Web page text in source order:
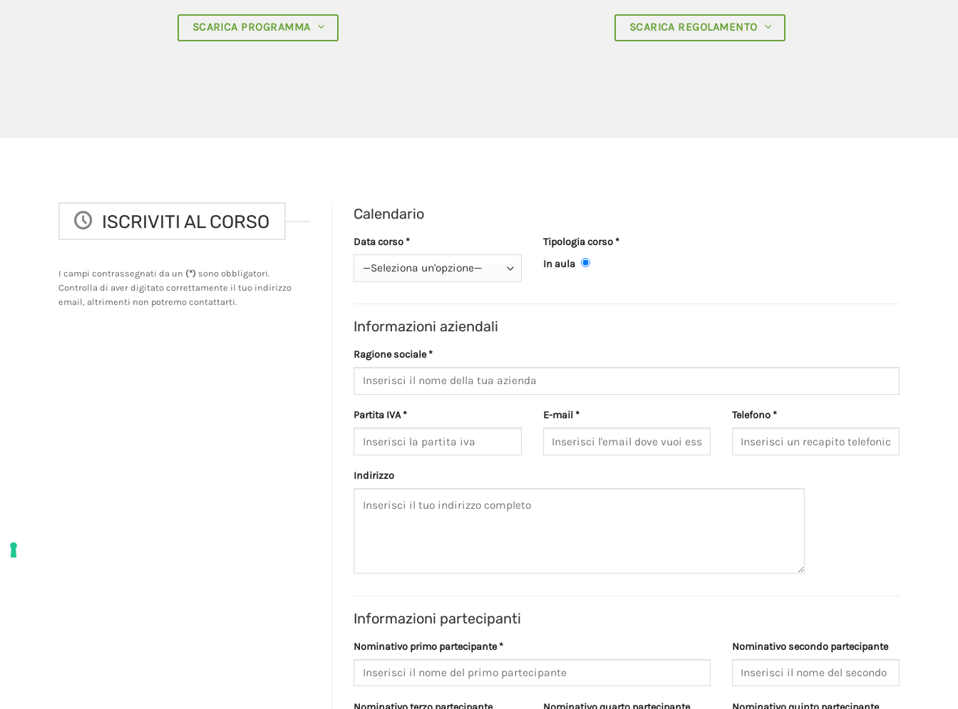
SCARICA PROGRAMMA SCARICA REGOLAMENTO
ISCRIVITI AL CORSO
I campi contrassegnati da un (*) sono obbligatori.
Controlla di aver digitato correttamente il tuo indirizzo
email, altrimenti non potremo contattarti.
Calendario
Data corso *
Tipologia corso *
In aula
Informazioni aziendali
Ragione sociale *
Partita IVA * E-mail * Telefono *
Indirizzo
Informazioni partecipanti
Nominativo primo partecipante * Nominativo secondo partecipante